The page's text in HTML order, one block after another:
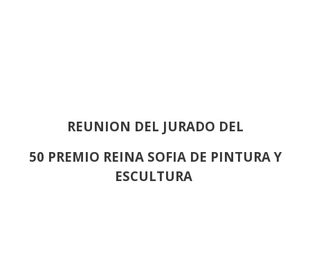
REUNION DEL JURADO DEL
50 PREMIO REINA SOFIA DE PINTURA Y
ESCULTURA